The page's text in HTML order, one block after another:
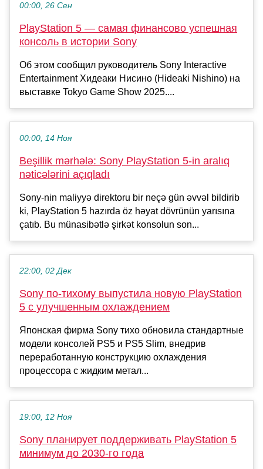
00:00, 26 Сен
PlayStation 5 — самая финансово успешная
консоль в истории Sony
Об этом сообщил руководитель Sony Interactive
Entertainment Хидеаки Нисино (Hideaki Nishino) на
выставке Tokyo Game Show 2025....
00:00, 14 Ноя
Beşillik mərhələ: Sony PlayStation 5-in aralıq
nəticələrini açıqladı
Sony-nin maliyyə direktoru bir neçə gün əvvəl bildirib
ki, PlayStation 5 hazırda öz həyat dövrünün yarısına
çatıb. Bu münasibətlə şirkət konsolun son...
22:00, 02 Дек
Sony по-тихому выпустила новую PlayStation
5 с улучшенным охлаждением
Японская фирма Sony тихо обновила стандартные
модели консолей PS5 и PS5 Slim, внедрив
переработанную конструкцию охлаждения
процессора с жидким метал...
19:00, 12 Ноя
Sony планирует поддерживать PlayStation 5
минимум до 2030-го года